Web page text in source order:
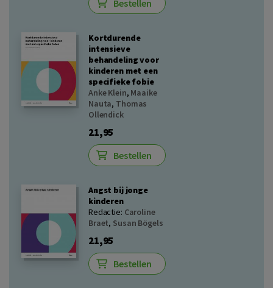
Bestellen
Kortdurende
intensieve
behandeling voor
kinderen met een
specifieke fobie
Anke Klein, Maaike
Nauta, Thomas
Ollendick
21,95
Bestellen
Angst bij jonge
kinderen
Redactie: Caroline
Braet, Susan Bögels
21,95
Bestellen